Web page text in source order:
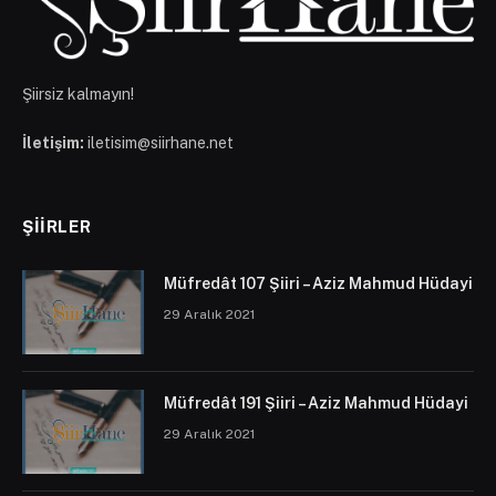
Şiirsiz kalmayın!
İletişim: iletisim@siirhane.net
ŞIIRLER
Müfredât 107 Şiiri – Aziz Mahmud Hüdayi
29 Aralık 2021
Müfredât 191 Şiiri – Aziz Mahmud Hüdayi
29 Aralık 2021